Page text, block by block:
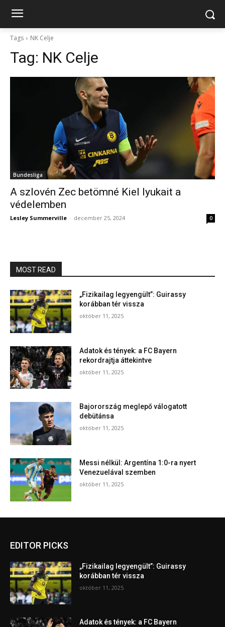
Tags NK Celje
Tag: NK Celje
Bundesliga
A szlovén Zec betömné Kiel lyukait a
védelemben
Lesley Summerville - december 25, 2024 0
MOST READ
„Fizikailag legyengült”: Guirassy
korábban tér vissza
október 11, 2025
Adatok és tények: a FC Bayern
rekordrajtja áttekintve
október 11, 2025
Bajorország meglepő válogatott
debütánsa
október 11, 2025
Messi nélkül: Argentína 1:0-ra nyert
Venezuelával szemben
október 11, 2025
EDITOR PICKS
„Fizikailag legyengült”: Guirassy
korábban tér vissza
október 11, 2025
Adatok és tények: a FC Bayern